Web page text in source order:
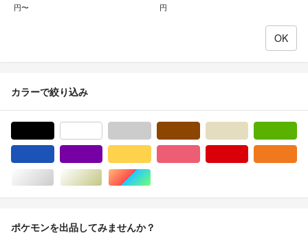
円〜 円
カラーで絞り込み
シルバー/銀色系ゴールド/金色系マルチカラー
ポケモンを出品してみませんか？